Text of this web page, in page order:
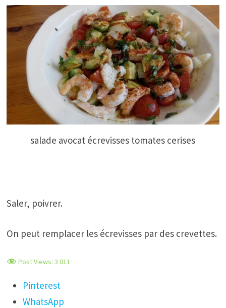
salade avocat écrevisses tomates cerises
Saler, poivrer.
On peut remplacer les écrevisses par des crevettes.
Post Views: 3 011
Pinterest
WhatsApp